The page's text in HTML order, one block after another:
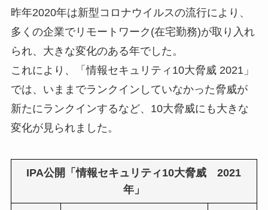
昨年2020年は新型コロナウイルスの流行により、
多くの企業でリモートワーク(在宅勤務)が取り入れ
られ、大きな変化のある年でした。
これにより、「情報セキュリティ10大脅威 2021」
では、いままでランクインしていなかった脅威が
新たにランクインするなど、10大脅威にも大きな
変化が見られました。
IPA公開「情報セキュリティ10大脅威 2021
年」